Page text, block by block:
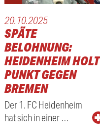
20.10.2025
SPÄTE
BELOHNUNG:
HEIDENHEIM HOLT
PUNKT GEGEN
BREMEN
Der 1. FC Heidenheim
hat sich in einer …